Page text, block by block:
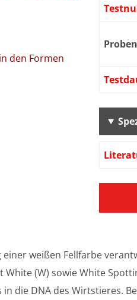
den Formen
weißen Fellfarbe
(W) sowie White
die DNA des Wirtstieres.